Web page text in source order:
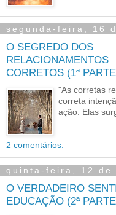
segunda-feira, 16
O SEGREDO DOS
RELACIONAMENTOS
CORRETOS (1ª
"As corretas
correta
ação. Elas
2 comentários:
quinta-feira, 12 de
O VERDADEIRO
EDUCAÇÃO (2ª